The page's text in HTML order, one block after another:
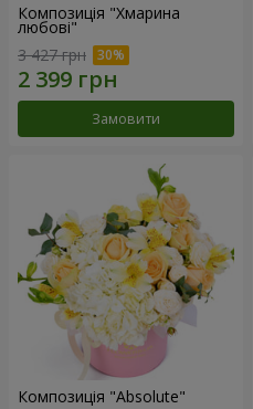
Композиція "Хмарина
любові"
3 427 грн
Замовити
Композиція "Absolute"